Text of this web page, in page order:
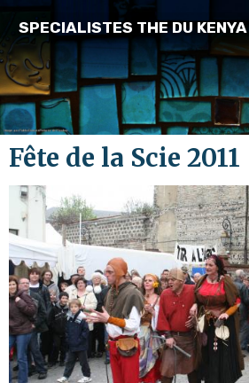
SPECIALISTES THE DU KENYA
Fête de la Scie 2011